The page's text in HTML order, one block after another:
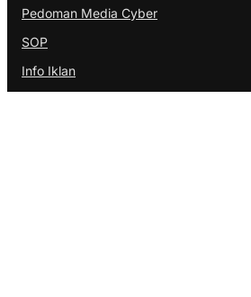
Pedoman Media Cyber
SOP
Info Iklan
Berita Terbaru